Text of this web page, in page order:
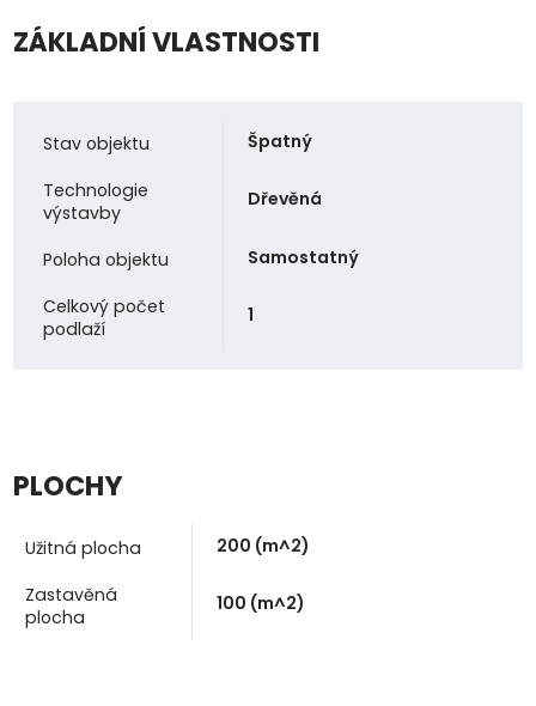
ZÁKLADNÍ VLASTNOSTI
Stav objektu Špatný
Technologie
výstavby
Dřevěná
Poloha objektu Samostatný
Celkový počet
podlaží
1
PLOCHY
Užitná plocha 200 (m^2)
Zastavěná
plocha
100 (m^2)